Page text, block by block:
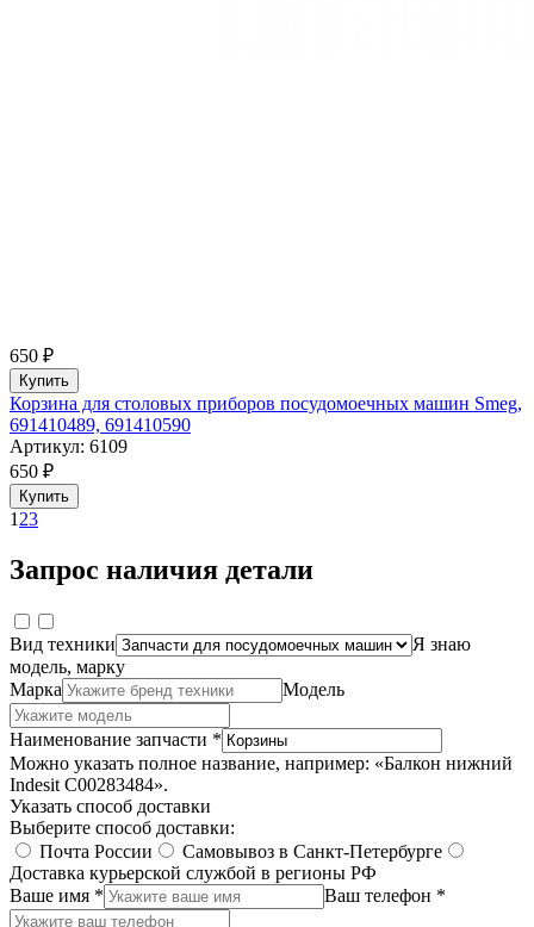
650 ₽
Купить
Корзина для столовых приборов посудомоечных машин Smeg,
691410489, 691410590
Артикул: 6109
650 ₽
Купить
123
Запрос наличия детали
Вид техники
Я знаю
модель, марку
Марка
Модель
Наименование запчасти *
Можно указать полное название, например: «Балкон нижний
Indesit C00283484».
Указать способ доставки
Выберите способ доставки:
Почта России
Самовывоз в Санкт-Петербурге
Доставка курьерской службой в регионы РФ
Ваше имя *
Ваш телефон *